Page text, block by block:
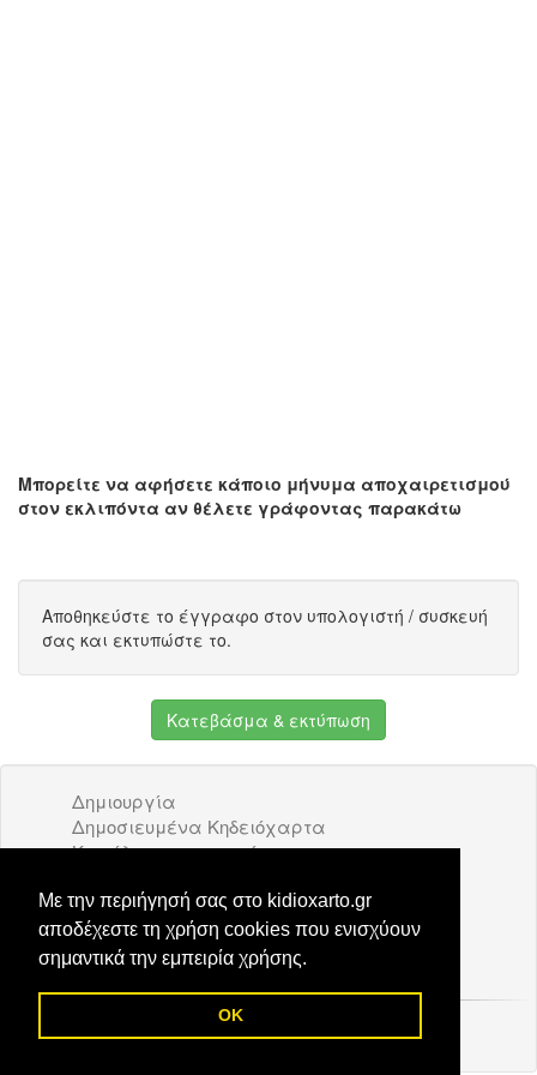
Με την περιήγησή σας στο kidioxarto.gr
αποδέχεστε τη χρήση cookies που ενισχύουν
σημαντικά την εμπειρία χρήσης.
OK
Μπορείτε να αφήσετε κάποιο μήνυμα αποχαιρετισμού
στον εκλιπόντα αν θέλετε γράφοντας παρακάτω
Αποθηκεύστε το έγγραφο στον υπολογιστή / συσκευή
σας και εκτυπώστε το.
Κατεβάσμα & εκτύπωση
Δημιουργία
Δημοσιευμένα Κηδειόχαρτα
Κατάλογος επιχειρήσεων
Διαφήμιση
Επικοινωνία
© 2026 Kidioxarto.gr /Επικοινωνία